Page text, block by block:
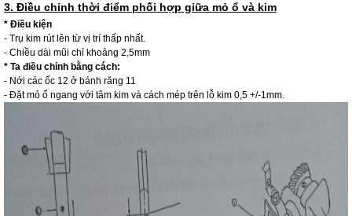
3. Điều chỉnh thời điểm phối hợp giữa mỏ ổ và kim
* Điều kiện
- Trụ kim rút lên từ vị trí thấp nhất.
- Chiều dài mũi chỉ khoảng 2,5mm
* Ta điều chỉnh bằng cách:
- Nới các ốc 12 ở bánh răng 11
- Đặt mỏ ổ ngang với tâm kim và cách mép trên lỗ kim 0,5 +/-1mm.